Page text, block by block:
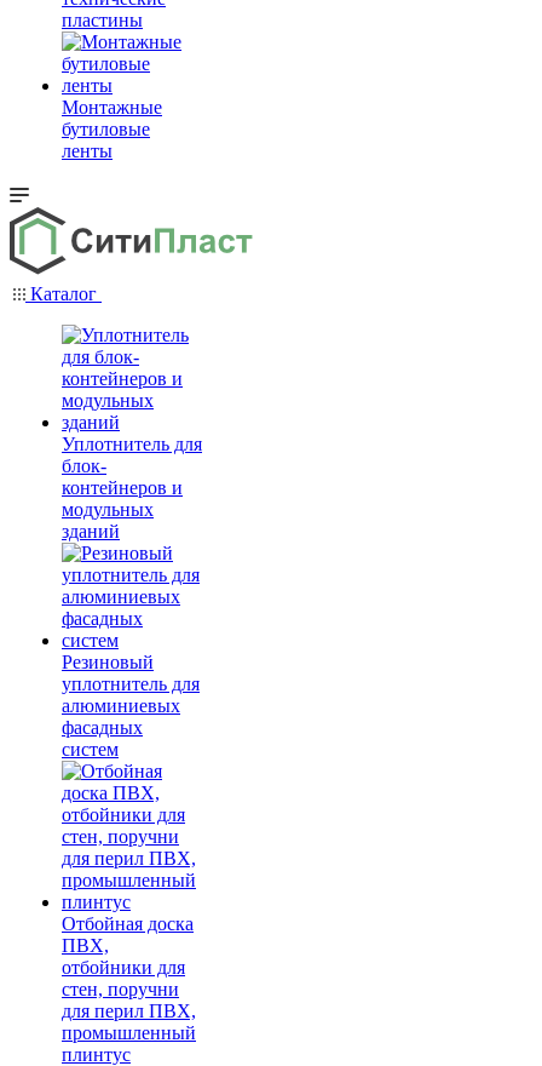
пластины
Монтажные
бутиловые
ленты
Каталог
Уплотнитель для
блок-
контейнеров и
модульных
зданий
Резиновый
уплотнитель для
алюминиевых
фасадных
систем
Отбойная доска
ПВХ,
отбойники для
стен, поручни
для перил ПВХ,
промышленный
плинтус